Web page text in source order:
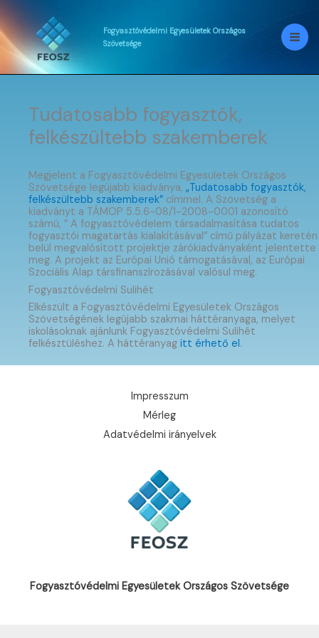
Skip
to
content
Fogyasztóvédelmi Egyesületek Országos
Szövetsége
Tudatosabb fogyasztók,
felkészültebb szakemberek
Megjelent a Fogyasztóvédelmi Egyesületek Országos
Szövetsége legújabb kiadványa, „Tudatosabb fogyasztók,
felkészültebb szakemberek” címmel. A Szövetség a
kiadványt a TÁMOP 5.5.6-08/1-2008-0001 azonosító
számú, ” A fogyasztóvédelem társadalmasítása tudatos
fogyasztói magatartás kialakításával” című pályázat keretén
belül megvalósított projektje zárókiadványaként jelentette
meg. A projekt az Európai Unió támogatásával, az Európai
Szociális Alap társfinanszírozásával valósul meg.
Fogyasztóvédelmi Sulihét
Elkészült a Fogyasztóvédelmi Egyesületek Országos
Szövetségének legújabb szakmai háttéranyaga, melyet
iskolásoknak ajánlunk Fogyasztóvédelmi Sulihét
felkésztüléshez. A háttéranyag itt érhető el.
Impresszum
Mérleg
Adatvédelmi irányelvek
Fogyasztóvédelmi Egyesületek Országos Szövetsége